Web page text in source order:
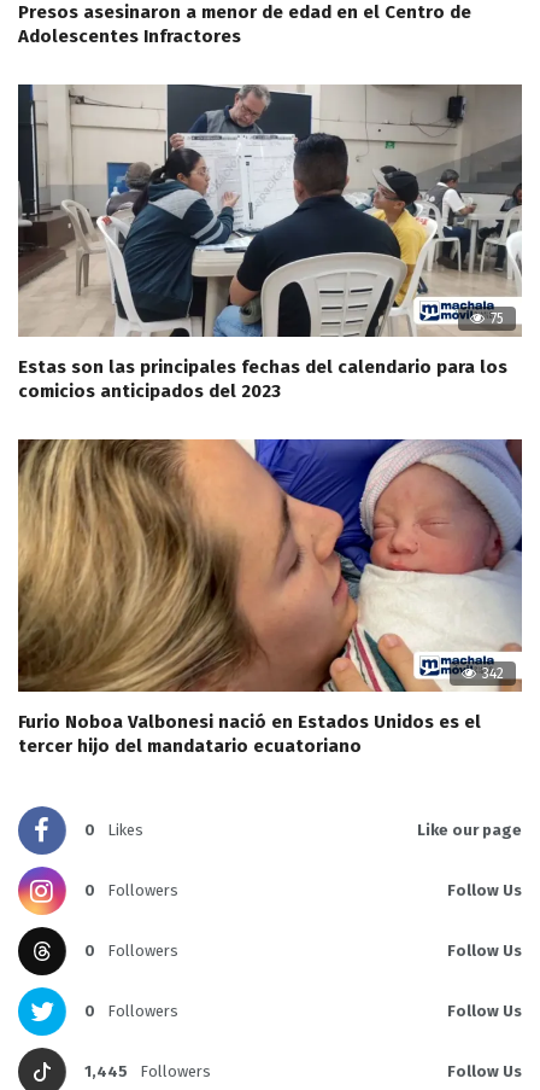
Presos asesinaron a menor de edad en el Centro de
Adolescentes Infractores
75
Estas son las principales fechas del calendario para los
comicios anticipados del 2023
342
Furio Noboa Valbonesi nació en Estados Unidos es el
tercer hijo del mandatario ecuatoriano
0 Likes Like our page
0 Followers Follow Us
0 Followers Follow Us
0 Followers Follow Us
1,445 Followers Follow Us